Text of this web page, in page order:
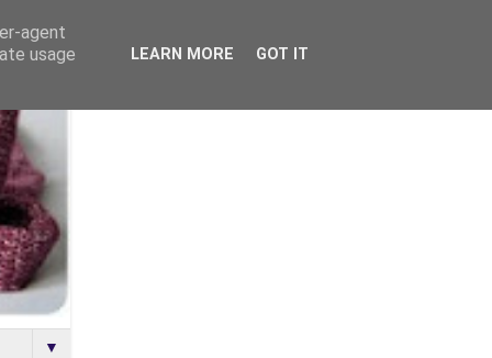
▼
agent
usage
LEARN MORE GOT IT